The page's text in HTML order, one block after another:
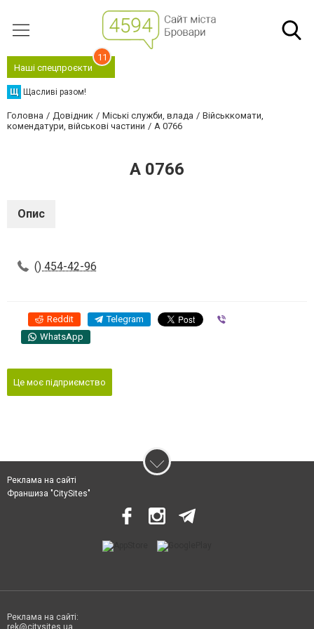
Наші спецпроєкти
11
Щ Щасливі разом!
Головна Довідник Міські служби, влада
Військкомати,
комендатури, військові частини
А 0766
А 0766
Опис
() 454-42-96
Reddit Telegram
WhatsApp
Це моє підприємство
Реклама на сайті
Франшиза "CitySites"
Реклама на сайті:
rek@citysites.ua